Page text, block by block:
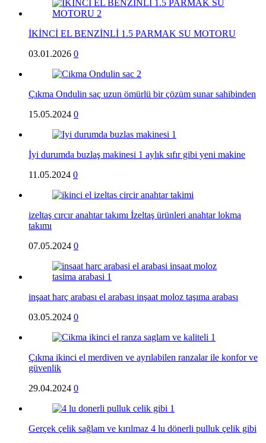
İKİNCİ EL BENZİNLİ 1.5 PARMAK SU MOTORU
03.01.2026 0
Çıkma Ondulin saç uzun ömürlü bir çözüm sunar sahibinden
15.05.2024 0
İyi durumda buzlaş makinesi 1 aylık sıfır gibi yeni makine
11.05.2024 0
izeltaş cırcır anahtar takımı İzeltaş ürünleri anahtar lokma
takımı
07.05.2024 0
inşaat harç arabası el arabası inşaat moloz taşıma arabası
03.05.2024 0
Çıkma ikinci el merdiven ve ayrılabilen ranzalar ile konfor ve
güvenlik
29.04.2024 0
Gerçek çelik sağlam ve kırılmaz 4 lu dönerli pulluk çelik gibi